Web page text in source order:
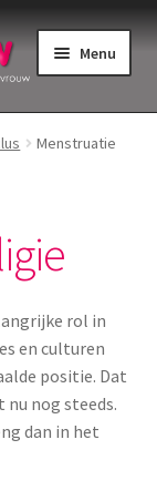
Menu
Menstruatie
rol in
en culturen
positie. Dat
nog steeds.
dan in het